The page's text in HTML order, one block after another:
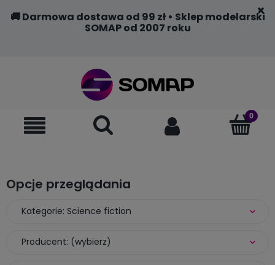
🚚 Darmowa dostawa od 99 zł • Sklep modelarski
SOMAP od 2007 roku
Opcje przeglądania
Kategorie: Science fiction
Producent: (wybierz)